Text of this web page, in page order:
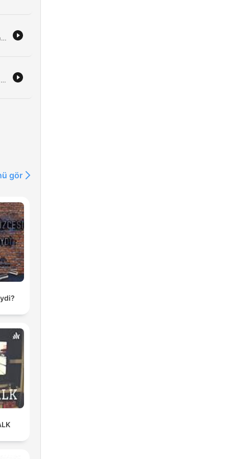
Programlederne diskuterer alt fra ferieplaner og forventninger rundt en kommende fødsel, til personlige anekdoter om bursdager og familieforhold. Episoden tar også for seg humoristiske lytterspørsmål om anatomi og definisjonen av svigerfamilie. Diskusjonen beveger seg videre til sportstemaer, med fokus på regler rundt hjemme- og bortedrakter i fotball, samt tekniske detaljer ved bruk av fotballstrømper.
Programlederne diskuterer ulike temaer, inkludert en oppfordring til lytterne om å sende inn bilder fra ferien og en debatt om hvem i Sportsklubben som er det beste eller verste forbildet. Episoden tar opp kontroversielle 'brandfakler' om barneidrett og kjønnsidentitet. Samtalen beveger seg videre til nostalgiske minner om å leie film på VHS og oppleve fysiske videobutikker. Programlederne reflekterer også over barndommens enkle gleder, som konglesanking og det sosiale livet i nabolaget før digitale plattformer tok over.
gör